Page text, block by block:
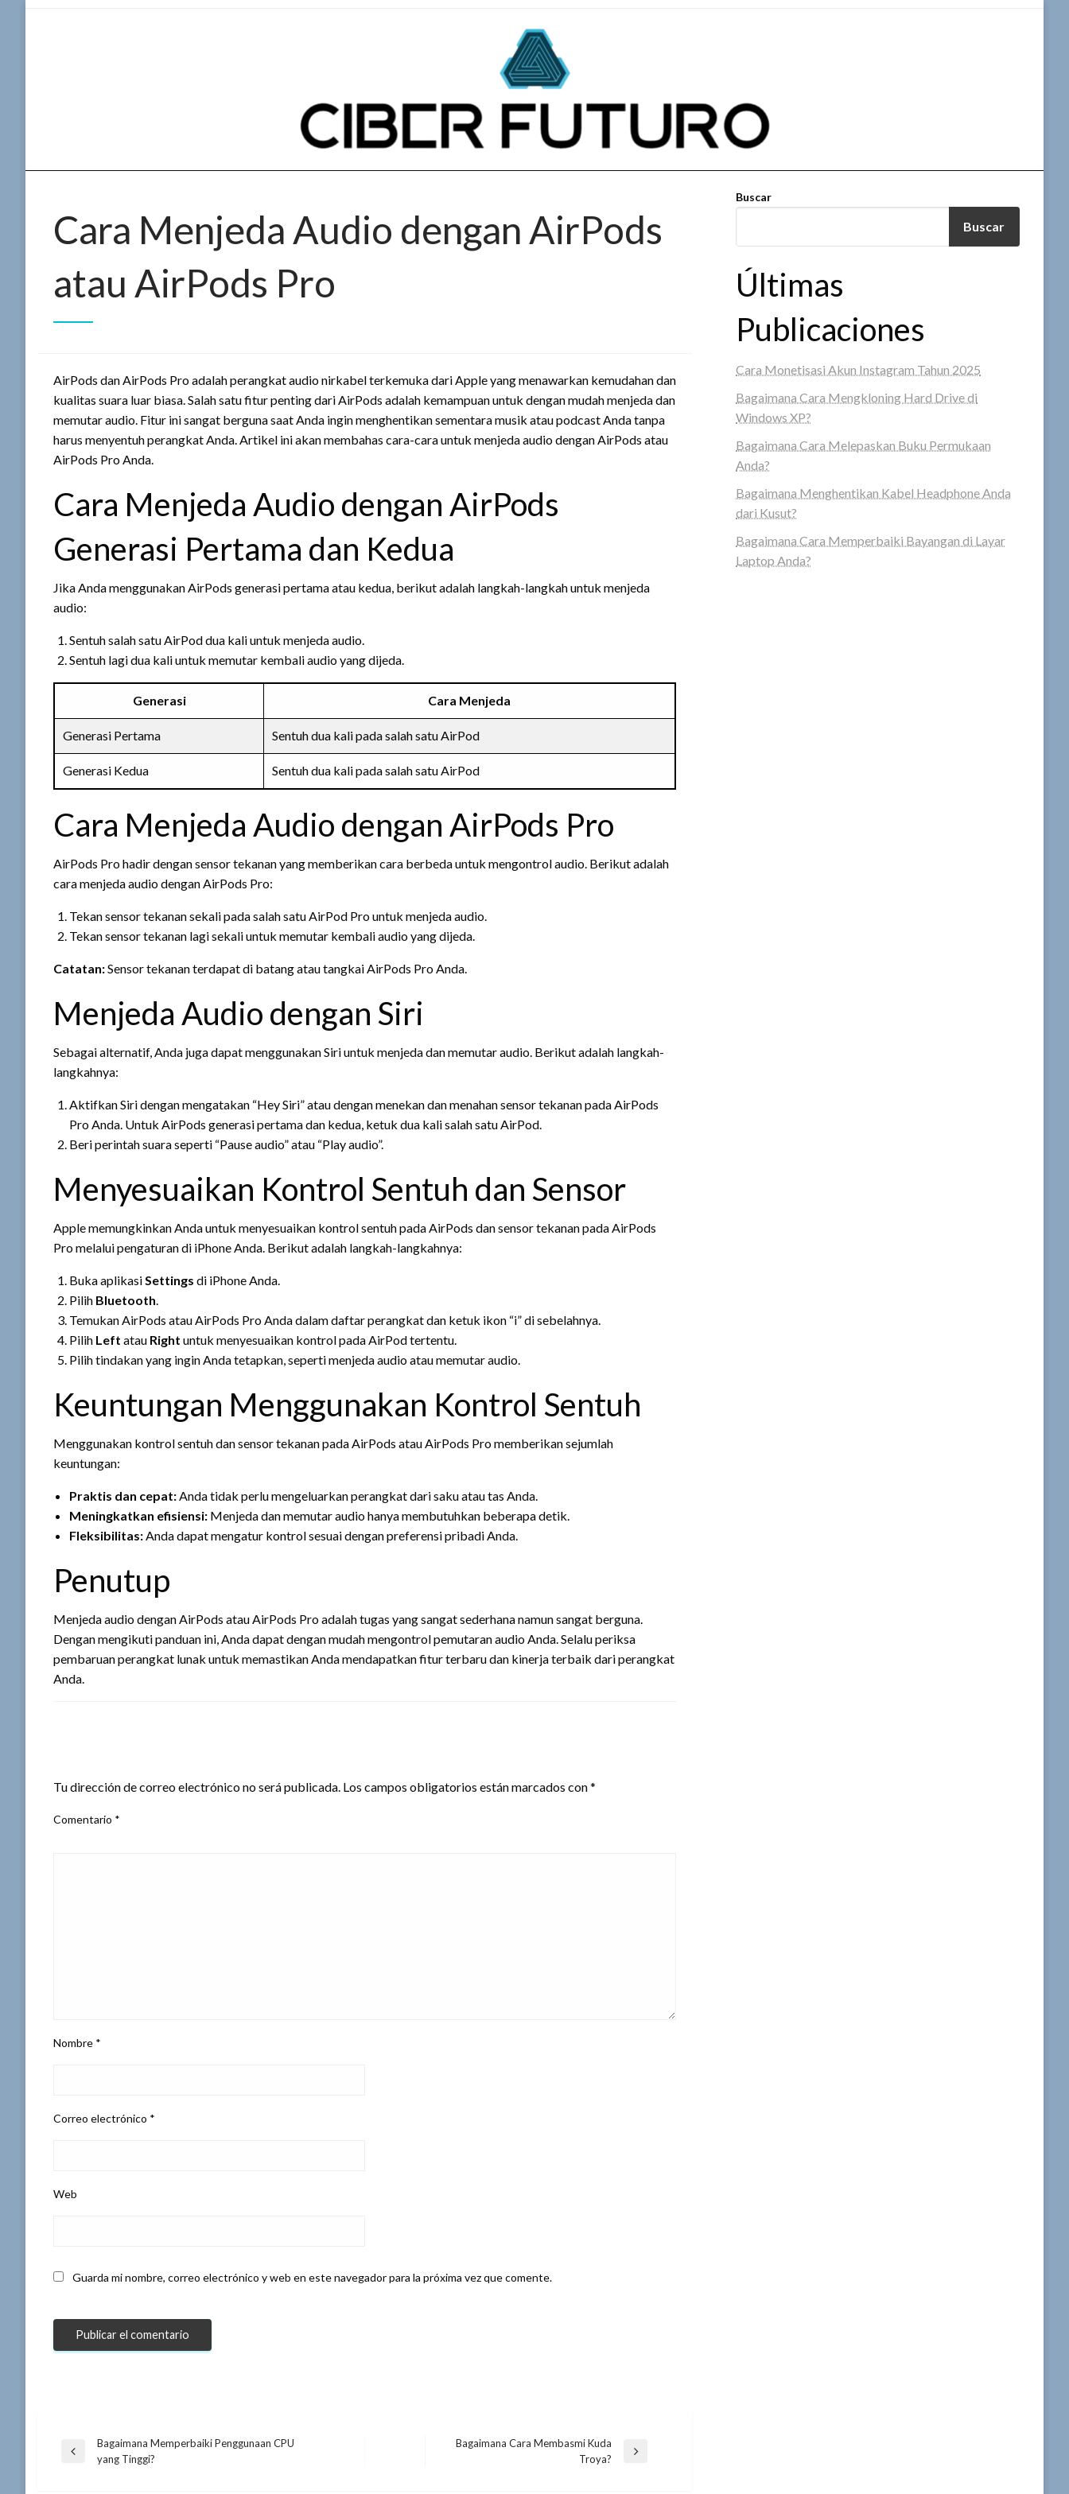
Cara Menjeda Audio dengan AirPods
atau AirPods Pro
AirPods dan AirPods Pro adalah perangkat audio nirkabel terkemuka dari Apple yang menawarkan kemudahan dan
kualitas suara luar biasa. Salah satu fitur penting dari AirPods adalah kemampuan untuk dengan mudah menjeda dan
memutar audio. Fitur ini sangat berguna saat Anda ingin menghentikan sementara musik atau podcast Anda tanpa
harus menyentuh perangkat Anda. Artikel ini akan membahas cara-cara untuk menjeda audio dengan AirPods atau
AirPods Pro Anda.
Cara Menjeda Audio dengan AirPods
Generasi Pertama dan Kedua
Jika Anda menggunakan AirPods generasi pertama atau kedua, berikut adalah langkah-langkah untuk menjeda
audio:
Sentuh salah satu AirPod dua kali untuk menjeda audio.
Sentuh lagi dua kali untuk memutar kembali audio yang dijeda.
Generasi Cara Menjeda
Generasi Pertama Sentuh dua kali pada salah satu AirPod
Generasi Kedua Sentuh dua kali pada salah satu AirPod
Cara Menjeda Audio dengan AirPods Pro
AirPods Pro hadir dengan sensor tekanan yang memberikan cara berbeda untuk mengontrol audio. Berikut adalah
cara menjeda audio dengan AirPods Pro:
Tekan sensor tekanan sekali pada salah satu AirPod Pro untuk menjeda audio.
Tekan sensor tekanan lagi sekali untuk memutar kembali audio yang dijeda.
Catatan:Sensor tekanan terdapat di batang atau tangkai AirPods Pro Anda.
Menjeda Audio dengan Siri
Sebagai alternatif, Anda juga dapat menggunakan Siri untuk menjeda dan memutar audio. Berikut adalah langkah-
langkahnya:
Aktifkan Siri dengan mengatakan “Hey Siri” atau dengan menekan dan menahan sensor tekanan pada AirPods
Pro Anda. Untuk AirPods generasi pertama dan kedua, ketuk dua kali salah satu AirPod.
Beri perintah suara seperti “Pause audio” atau “Play audio”.
Menyesuaikan Kontrol Sentuh dan Sensor
Apple memungkinkan Anda untuk menyesuaikan kontrol sentuh pada AirPods dan sensor tekanan pada AirPods
Pro melalui pengaturan di iPhone Anda. Berikut adalah langkah-langkahnya:
Buka aplikasiSettings di iPhone Anda.
Pilih Bluetooth.
Temukan AirPods atau AirPods Pro Anda dalam daftar perangkat dan ketuk ikon “i” di sebelahnya.
Pilih Left atau Right untuk menyesuaikan kontrol pada AirPod tertentu.
Pilih tindakan yang ingin Anda tetapkan, seperti menjeda audio atau memutar audio.
Keuntungan Menggunakan Kontrol Sentuh
Menggunakan kontrol sentuh dan sensor tekanan pada AirPods atau AirPods Pro memberikan sejumlah
keuntungan:
Praktis dan cepat:Anda tidak perlu mengeluarkan perangkat dari saku atau tas Anda.
Meningkatkan efisiensi: Menjeda dan memutar audio hanya membutuhkan beberapa detik.
Fleksibilitas:Anda dapat mengatur kontrol sesuai dengan preferensi pribadi Anda.
Penutup
Menjeda audio dengan AirPods atau AirPods Pro adalah tugas yang sangat sederhana namun sangat berguna.
Dengan mengikuti panduan ini, Anda dapat dengan mudah mengontrol pemutaran audio Anda. Selalu periksa
pembaruan perangkat lunak untuk memastikan Anda mendapatkan fitur terbaru dan kinerja terbaik dari perangkat
Anda.
Tu dirección de correo electrónico no será publicada. Los campos obligatorios están marcados con*
Comentario *
Nombre *
Correo electrónico *
Web
Guarda mi nombre, correo electrónico y web en este navegador para la próxima vez que comente.
Navegación
Entrada
Bagaimana Memperbaiki Penggunaan CPU
yang Tinggi?
Bagaimana Cara Membasmi Kuda
Troya?
Buscar
Buscar
Últimas
Publicaciones
Cara Monetisasi Akun Instagram Tahun 2025
Bagaimana Cara Mengkloning Hard Drive di
Windows XP?
Bagaimana Cara Melepaskan Buku Permukaan
Anda?
Bagaimana Menghentikan Kabel Headphone Anda
dari Kusut?
Bagaimana Cara Memperbaiki Bayangan di Layar
Laptop Anda?